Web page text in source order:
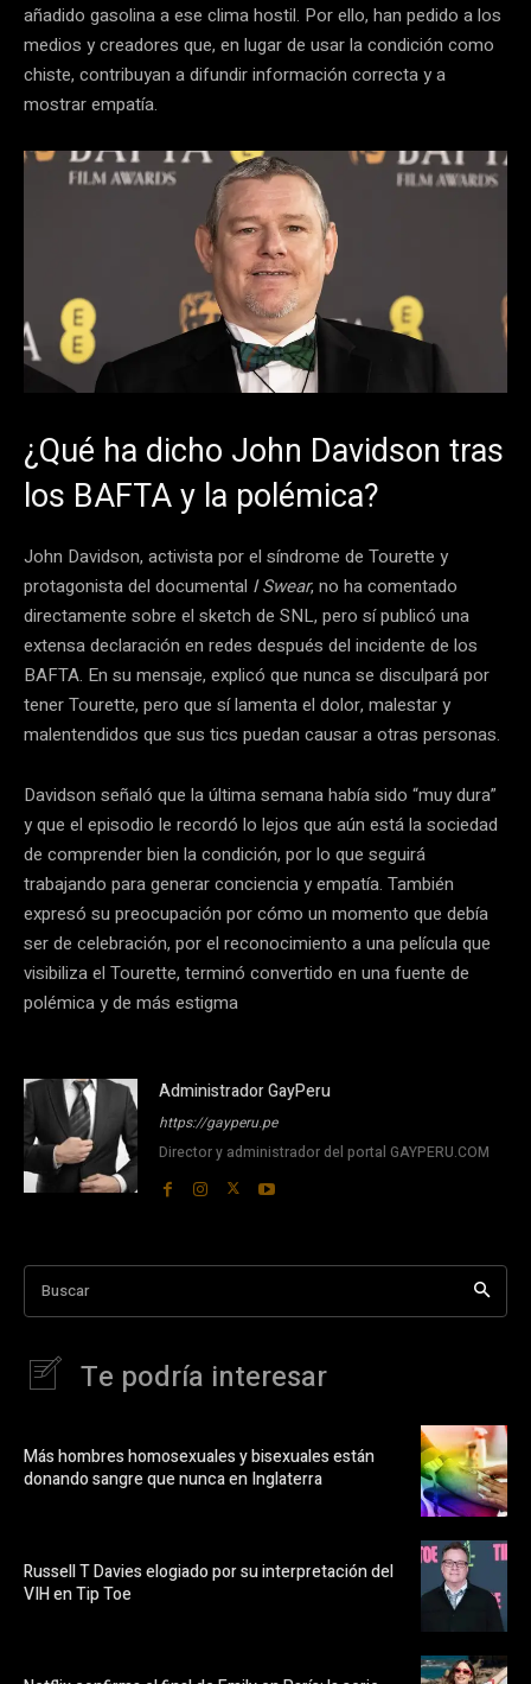
añadido gasolina a ese clima hostil. Por ello, han pedido a los
medios y creadores que, en lugar de usar la condición como
chiste, contribuyan a difundir información correcta y a
mostrar empatía.
¿Qué ha dicho John Davidson tras
los BAFTA y la polémica?
John Davidson, activista por el síndrome de Tourette y
protagonista del documental I Swear, no ha comentado
directamente sobre el sketch de SNL, pero sí publicó una
extensa declaración en redes después del incidente de los
BAFTA. En su mensaje, explicó que nunca se disculpará por
tener Tourette, pero que sí lamenta el dolor, malestar y
malentendidos que sus tics puedan causar a otras personas.
Davidson señaló que la última semana había sido “muy dura”
y que el episodio le recordó lo lejos que aún está la sociedad
de comprender bien la condición, por lo que seguirá
trabajando para generar conciencia y empatía. También
expresó su preocupación por cómo un momento que debía
ser de celebración, por el reconocimiento a una película que
visibiliza el Tourette, terminó convertido en una fuente de
polémica y de más estigma
Administrador GayPeru
https://gayperu.pe
Director y administrador del portal GAYPERU.COM
Buscar
Te podría interesar
Más hombres homosexuales y bisexuales están
donando sangre que nunca en Inglaterra
Russell T Davies elogiado por su interpretación del
VIH en Tip Toe